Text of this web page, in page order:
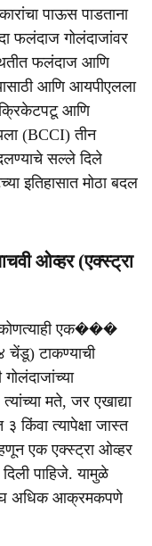
पाऊस पाडताना
फलंदाज गोलंदाजांवर
फलंदाज आणि
आणि आयपीएलला
क्रिकेटपटू आणि
(BCCI) तीन
सल्ले दिले
इतिहासात मोठा बदल
ओव्हर (एक्स्ट्रा
कोणत्याही एक���
चेंडू) टाकण्याची
मते, जर एखाद्या
किंवा त्यापेक्षा जास्त
एक एक्स्ट्रा ओव्हर
पाहिजे. यामुळे
संघ अधिक आक्रमकपणे